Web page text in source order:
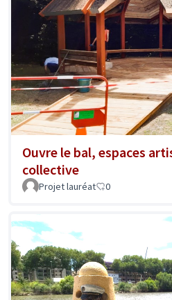
Ouvre le bal, espaces
collective
Projet lauréat 0